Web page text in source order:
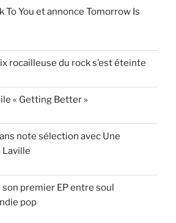
To You et annonce Tomorrow Is
rocailleuse du rock s’est éteinte
« Getting Better »
note sélection avec Une
Laville
premier EP entre soul
pop